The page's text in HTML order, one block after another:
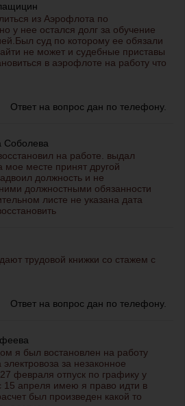
из Аэрофлота по
у нее остался долг за обучение
суд по которому ее обязали
не может и судебные приставы
в аэрофлоте на работу что
Ответ на вопрос дан по телефону.
Соболева
на работе. выдал
мое месте принят другой
должность и не
должностными обязанности
листе не указана дата
трудовой книжки со стажем с
Ответ на вопрос дан по телефону.
я был востановлен на работу
за незаконное
февраля отпуск по графику у
апреля имею я право идти в
был произведен какой то